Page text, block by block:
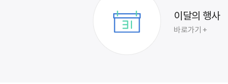
이달의 행사
바로가기 +